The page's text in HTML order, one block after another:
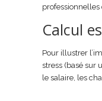
professionnelles
Calcul
Pour illustrer
stress (basé sur
le salaire, les